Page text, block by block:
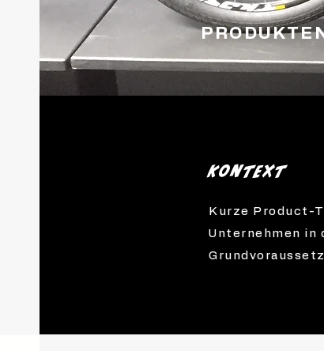
Kontext
Kurze Product-
Unternehmen in